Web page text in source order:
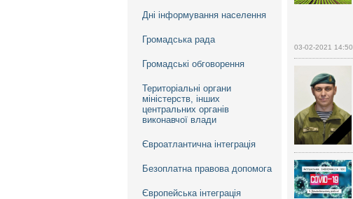
Дні інформування населення
Громадська рада
Громадські обговорення
Територіальні органи
міністерств, інших
центральних органів
виконавчої влади
Євроатлантична інтеграція
Безоплатна правова допомога
Європейська інтеграція
03-02-2021 14:50